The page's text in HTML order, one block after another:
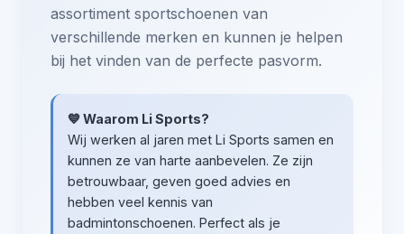
assortiment sportschoenen van
verschillende merken en kunnen je helpen
bij het vinden van de perfecte pasvorm.
💙 Waarom Li Sports?
Wij werken al jaren met Li Sports samen en
kunnen ze van harte aanbevelen. Ze zijn
betrouwbaar, geven goed advies en
hebben veel kennis van
badmintonschoenen. Perfect als je